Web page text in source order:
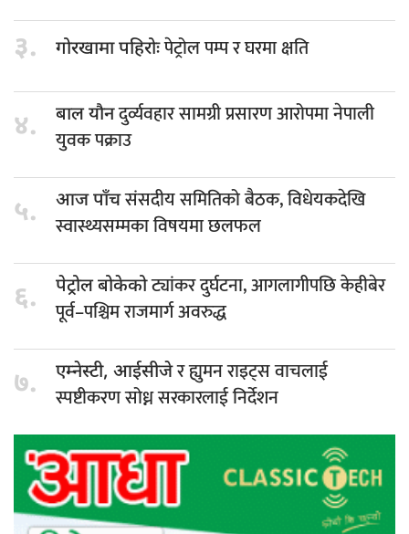
३. गोरखामा पहिरोःपेट्रोल पम्प र घरमा क्षति
४. बाल यौनदुर्व्यवहार सामग्री प्रसारण आरोपमा नेपाली
युवक पक्राउ
५. आज पाँचसंसदीय समितिको बैठक, विधेयकदेखि
स्वास्थ्यसम्मका विषयमा छलफल
६. पेट्रोल बोकेकोट्यांकर दुर्घटना, आगलागीपछि केहीबेर
पूर्व–पश्चिम राजमार्ग अवरुद्ध
७. एम्नेस्टी, आईसीजेर ह्युमन राइट्स वाचलाई
स्पष्टीकरण सोध्न सरकारलाई निर्देशन